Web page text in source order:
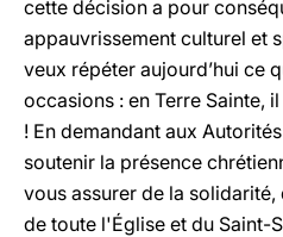
cette décision a pour
appauvrissement culturel et
veux répéter aujourd’hui ce
occasions : en Terre Sainte,
! En demandant aux
soutenir la présence
vous assurer de la solidarité,
de toute l'Église et du Saint-